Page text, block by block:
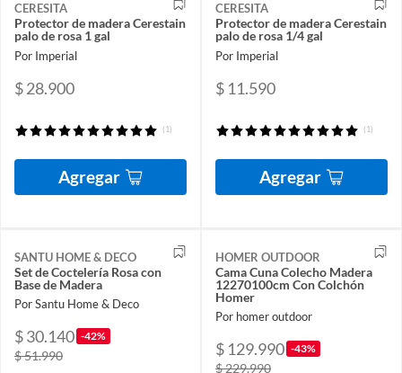
CERESITA
Protector de madera Cerestain
palo de rosa 1 gal
Por Imperial
$ 28.900
(1)
Agregar
CERESITA
Protector de madera Cerestain
palo de rosa 1/4 gal
Por Imperial
$ 11.590
(1)
Agregar
SANTU HOME & DECO
Set de Coctelería Rosa con
Base de Madera
Por Santu Home & Deco
$ 30.140 -42%
$ 51.990
HOMER OUTDOOR
Cama Cuna Colecho Madera
12270100cm Con Colchón
Homer
Por homer outdoor
$ 129.990 -43%
$ 229.990